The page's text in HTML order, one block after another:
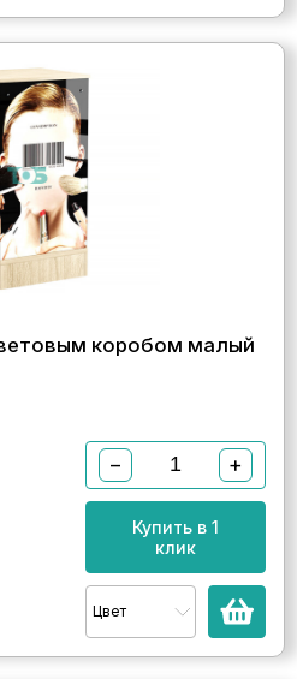
коробом малый
− +
Купить в 1
клик
Цвет